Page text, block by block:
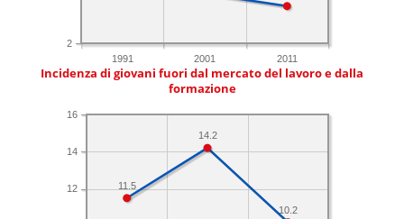
1991 2001 2011
2
Incidenza di giovani fuori dal mercato del lavoro e dalla
formazione
12
14
16
10.2
14.2
11.5